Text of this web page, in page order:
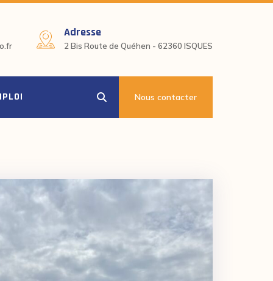
Adresse
2 Bis Route de Quéhen - 62360 ISQUES
Nous contacter